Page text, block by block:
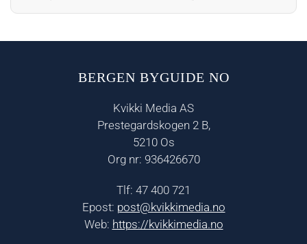
BERGEN BYGUIDE NO
Kvikki Media AS
Prestegardskogen 2 B,
5210 Os
Org nr: 936426670
Tlf: 47 400 721
Epost: post@kvikkimedia.no
Web: https://kvikkimedia.no